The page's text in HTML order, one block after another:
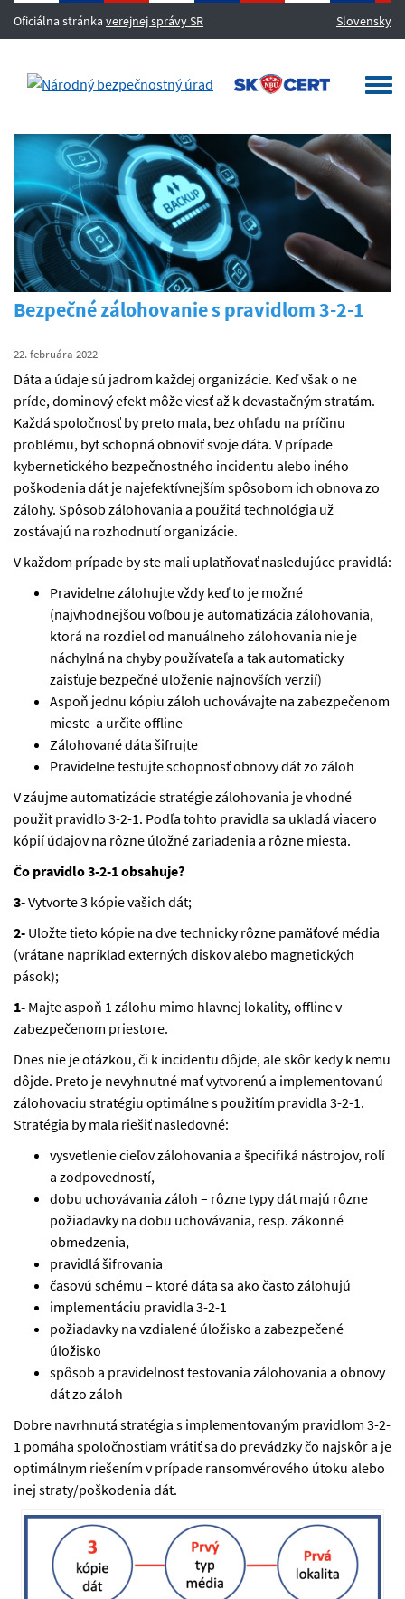
Oficiálna stránka verejnej správy SR Slovensky
MENU
Bezpečné zálohovanie s pravidlom 3-2-1
22. februára 2022
Dáta a údaje sú jadrom každej organizácie. Keď však o ne
príde, dominový efekt môže viesť až k devastačným stratám.
Každá spoločnosť by preto mala, bez ohľadu na príčinu
problému, byť schopná obnoviť svoje dáta. V prípade
kybernetického bezpečnostného incidentu alebo iného
poškodenia dát je najefektívnejším spôsobom ich obnova zo
zálohy. Spôsob zálohovania a použitá technológia už
zostávajú na rozhodnutí organizácie.
V každom prípade by ste mali uplatňovať nasledujúce pravidlá:
Pravidelne zálohujte vždy keď to je možné
(najvhodnejšou voľbou je automatizácia zálohovania,
ktorá na rozdiel od manuálneho zálohovania nie je
náchylná na chyby používateľa a tak automaticky
zaisťuje bezpečné uloženie najnovších verzií)
Aspoň jednu kópiu záloh uchovávajte na zabezpečenom
mieste a určite offline
Zálohované dáta šifrujte
Pravidelne testujte schopnosť obnovy dát zo záloh
V záujme automatizácie stratégie zálohovania je vhodné
použiť pravidlo 3-2-1. Podľa tohto pravidla sa ukladá viacero
kópií údajov na rôzne úložné zariadenia a rôzne miesta.
Čo pravidlo 3-2-1 obsahuje?
3-Vytvorte 3 kópie vašich dát;
2- Uložte tieto kópie na dve technicky rôzne pamäťové média
(vrátane napríklad externých diskov alebo magnetických
pások);
1- Majte aspoň 1 zálohu mimo hlavnej lokality, offline v
zabezpečenom priestore.
Dnes nie je otázkou, či k incidentu dôjde, ale skôr kedy k nemu
dôjde. Preto je nevyhnutné mať vytvorenú a implementovanú
zálohovaciu stratégiu optimálne s použitím pravidla 3-2-1.
Stratégia by mala riešiť nasledovné:
vysvetlenie cieľov zálohovania a špecifiká nástrojov, rolí
a zodpovedností,
dobu uchovávania záloh – rôzne typy dát majú rôzne
požiadavky na dobu uchovávania, resp. zákonné
obmedzenia,
pravidlá šifrovania
časovú schému – ktoré dáta sa ako často zálohujú
implementáciu pravidla 3-2-1
požiadavky na vzdialené úložisko a zabezpečené
úložisko
spôsob a pravidelnosť testovania zálohovania a obnovy
dát zo záloh
Dobre navrhnutá stratégia s implementovaným pravidlom 3-2-
1 pomáha spoločnostiam vrátiť sa do prevádzky čo najskôr a je
optimálnym riešením v prípade ransomvérového útoku alebo
inej straty/poškodenia dát.